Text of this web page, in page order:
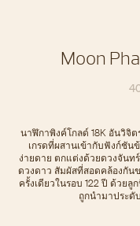
Moon
นาฬิกาพิงค์โกลด์ 18K อันวิจิ
เกรดที่ผสานเข้ากับฟังก์ชัน
ง่ายดาย ตกแต่งด้วยดวงจันท
ดวงดาว สัมผัสที่สอดคล้องกัน
ครั้งเดียวในรอบ 122 ปี ด้วย
ถูกนำมาประดั